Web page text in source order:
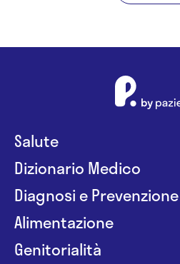
Salute
Dizionario Medico
Diagnosi e Prevenzione
Alimentazione
Genitorialità